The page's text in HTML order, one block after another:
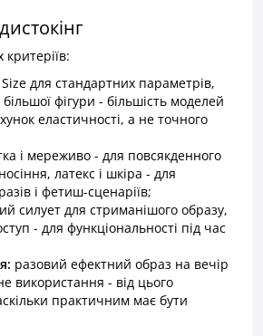
для стандартних параметрів,
фігури - більшість моделей
еластичності, а не точного
і мереживо - для повсякденного
латекс і шкіра - для
і фетиш-сценаріїв;
силует для стриманішого образу,
- для функціональності під час
разовий ефектний образ на вечір
використання - від цього
практичним має бути